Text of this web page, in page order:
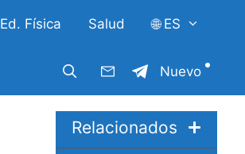
Ed. Física Salud 🌐 ES
Nuevo
Relacionados